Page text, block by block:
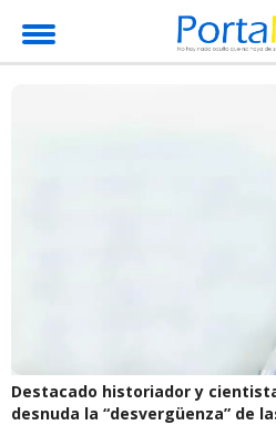
Destacado historiador y
desnuda la “desvergüenza” de